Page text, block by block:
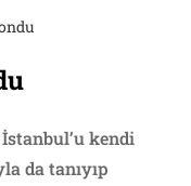
kendi
da tanıyıp